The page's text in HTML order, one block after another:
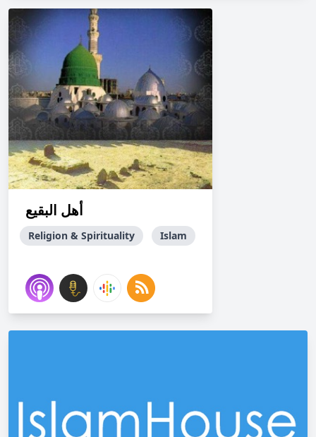
أهل البقيع
Religion & Spirituality Islam